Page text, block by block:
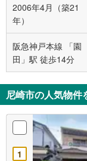
2006年4月（築21
年）
阪急神戸本線 「園
田」駅 徒歩14分
尼崎市の人気物件
1